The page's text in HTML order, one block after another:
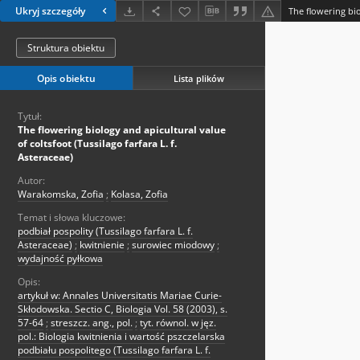
Ukryj szczegóły
Struktura obiektu
Opis obiektu Lista plików
Tytuł:
The flowering biology and apicultural value
of coltsfoot (Tussilago farfara L. f.
Asteraceae)
Autor:
Warakomska, Zofia ; Kolasa, Zofia
Temat i słowa kluczowe:
podbiał pospolity (Tussilago farfara L. f.
Asteraceae) ; kwitnienie ; surowiec miodowy ;
wydajność pyłkowa
Opis:
artykuł w: Annales Universitatis Mariae Curie-
Skłodowska. Sectio C, Biologia Vol. 58 (2003), s.
57-64 ; streszcz. ang., pol. ; tyt. równol. w jęz.
pol.: Biologia kwitnienia i wartość pszczelarska
podbiału pospolitego (Tussilago farfara L. f.